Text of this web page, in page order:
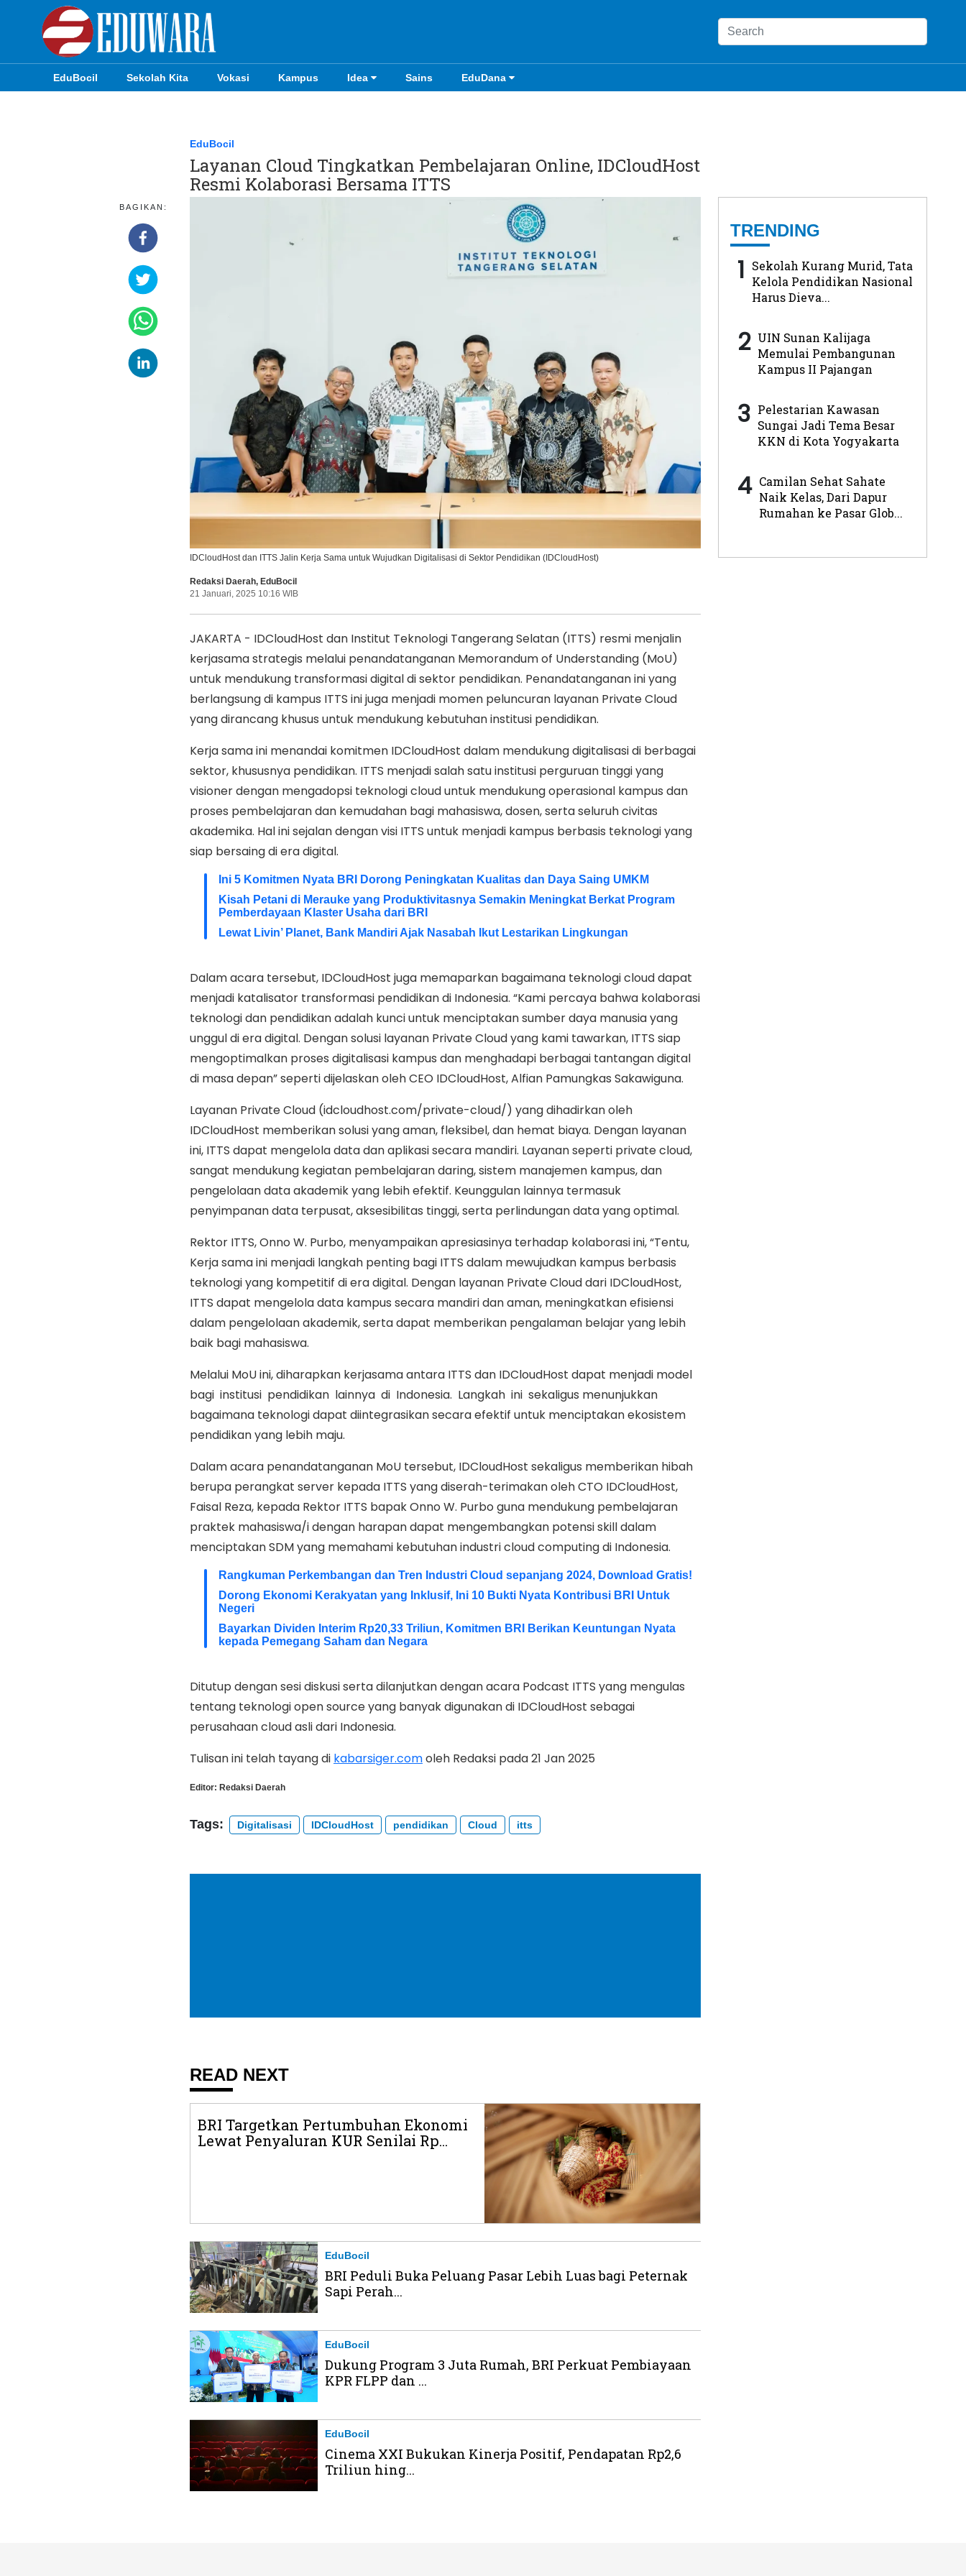
EduBocil Sekolah Kita Vokasi Kampus Idea Sains EduDana
EduBocil
Layanan Cloud Tingkatkan Pembelajaran Online, IDCloudHost
Resmi Kolaborasi Bersama ITTS
BAGIKAN:
IDCloudHost dan ITTS Jalin Kerja Sama untuk Wujudkan Digitalisasi di Sektor Pendidikan (IDCloudHost)
Redaksi Daerah, EduBocil
21 Januari, 2025 10:16 WIB
JAKARTA - IDCloudHost dan Institut Teknologi Tangerang Selatan (ITTS) resmi menjalin
kerjasama strategis melalui penandatanganan Memorandum of Understanding (MoU)
untuk mendukung transformasi digital di sektor pendidikan. Penandatanganan ini yang
berlangsung di kampus ITTS ini juga menjadi momen peluncuran layanan Private Cloud
yang dirancang khusus untuk mendukung kebutuhan institusi pendidikan.
Kerja sama ini menandai komitmen IDCloudHost dalam mendukung digitalisasi di berbagai
sektor, khususnya pendidikan. ITTS menjadi salah satu institusi perguruan tinggi yang
visioner dengan mengadopsi teknologi cloud untuk mendukung operasional kampus dan
proses pembelajaran dan kemudahan bagi mahasiswa, dosen, serta seluruh civitas
akademika. Hal ini sejalan dengan visi ITTS untuk menjadi kampus berbasis teknologi yang
siap bersaing di era digital.
Ini 5 Komitmen Nyata BRI Dorong Peningkatan Kualitas dan Daya Saing UMKM
Kisah Petani di Merauke yang Produktivitasnya Semakin Meningkat Berkat Program
Pemberdayaan Klaster Usaha dari BRI
Lewat Livin’ Planet, Bank Mandiri Ajak Nasabah Ikut Lestarikan Lingkungan
Dalam acara tersebut, IDCloudHost juga memaparkan bagaimana teknologi cloud dapat
menjadi katalisator transformasi pendidikan di Indonesia. “Kami percaya bahwa kolaborasi
teknologi dan pendidikan adalah kunci untuk menciptakan sumber daya manusia yang
unggul di era digital. Dengan solusi layanan Private Cloud yang kami tawarkan, ITTS siap
mengoptimalkan proses digitalisasi kampus dan menghadapi berbagai tantangan digital
di masa depan” seperti dijelaskan oleh CEO IDCloudHost, Alfian Pamungkas Sakawiguna.
Layanan Private Cloud (idcloudhost.com/private-cloud/) yang dihadirkan oleh
IDCloudHost memberikan solusi yang aman, fleksibel, dan hemat biaya. Dengan layanan
ini, ITTS dapat mengelola data dan aplikasi secara mandiri. Layanan seperti private cloud,
sangat mendukung kegiatan pembelajaran daring, sistem manajemen kampus, dan
pengelolaan data akademik yang lebih efektif. Keunggulan lainnya termasuk
penyimpanan data terpusat, aksesibilitas tinggi, serta perlindungan data yang optimal.
Rektor ITTS, Onno W. Purbo, menyampaikan apresiasinya terhadap kolaborasi ini, “Tentu,
Kerja sama ini menjadi langkah penting bagi ITTS dalam mewujudkan kampus berbasis
teknologi yang kompetitif di era digital. Dengan layanan Private Cloud dari IDCloudHost,
ITTS dapat mengelola data kampus secara mandiri dan aman, meningkatkan efisiensi
dalam pengelolaan akademik, serta dapat memberikan pengalaman belajar yang lebih
baik bagi mahasiswa.
Melalui MoU ini, diharapkan kerjasama antara ITTS dan IDCloudHost dapat menjadi model
bagi institusi pendidikan lainnya di Indonesia. Langkah ini sekaligus menunjukkan
bagaimana teknologi dapat diintegrasikan secara efektif untuk menciptakan ekosistem
pendidikan yang lebih maju.
Dalam acara penandatanganan MoU tersebut, IDCloudHost sekaligus memberikan hibah
berupa perangkat server kepada ITTS yang diserah-terimakan oleh CTO IDCloudHost,
Faisal Reza, kepada Rektor ITTS bapak Onno W. Purbo guna mendukung pembelajaran
praktek mahasiswa/i dengan harapan dapat mengembangkan potensi skill dalam
menciptakan SDM yang memahami kebutuhan industri cloud computing di Indonesia.
Rangkuman Perkembangan dan Tren Industri Cloud sepanjang 2024, Download Gratis!
Dorong Ekonomi Kerakyatan yang Inklusif, Ini 10 Bukti Nyata Kontribusi BRI Untuk
Negeri
Bayarkan Dividen Interim Rp20,33 Triliun, Komitmen BRI Berikan Keuntungan Nyata
kepada Pemegang Saham dan Negara
Ditutup dengan sesi diskusi serta dilanjutkan dengan acara Podcast ITTS yang mengulas
tentang teknologi open source yang banyak digunakan di IDCloudHost sebagai
perusahaan cloud asli dari Indonesia.
Tulisan ini telah tayang di kabarsiger.comoleh Redaksi pada 21 Jan 2025
Editor: Redaksi Daerah
Tags: Digitalisasi IDCloudHost pendidikan Cloud itts
READ NEXT
BRI Targetkan Pertumbuhan Ekonomi
Lewat Penyaluran KUR Senilai Rp...
EduBocil
BRI Peduli Buka Peluang Pasar Lebih Luas bagi Peternak
Sapi Perah...
EduBocil
Dukung Program 3 Juta Rumah, BRI Perkuat Pembiayaan
KPR FLPP dan ...
EduBocil
Cinema XXI Bukukan Kinerja Positif, Pendapatan Rp2,6
Triliun hing...
TRENDING
1 Sekolah Kurang Murid, Tata
Kelola Pendidikan Nasional
Harus Dieva...
2 UIN Sunan Kalijaga
Memulai Pembangunan
Kampus II Pajangan
3 Pelestarian Kawasan
Sungai Jadi Tema Besar
KKN di Kota Yogyakarta
4 Camilan Sehat Sahate
Naik Kelas, Dari Dapur
Rumahan ke Pasar Glob...